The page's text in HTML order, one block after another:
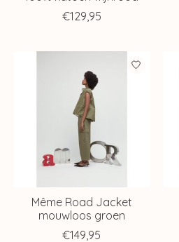
€129,95
Même Road Jacket
mouwloos groen
€149,95